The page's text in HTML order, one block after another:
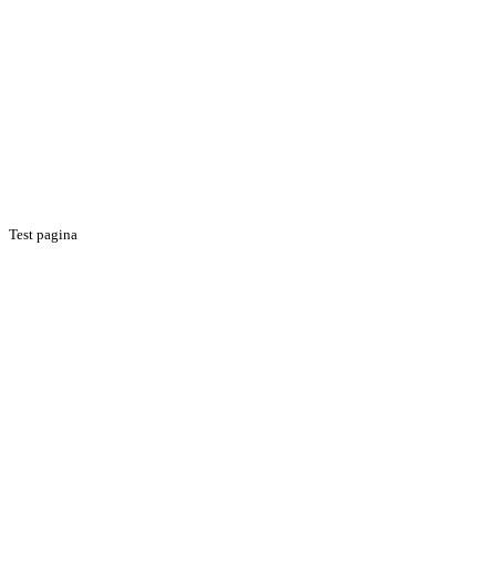
Test pagina